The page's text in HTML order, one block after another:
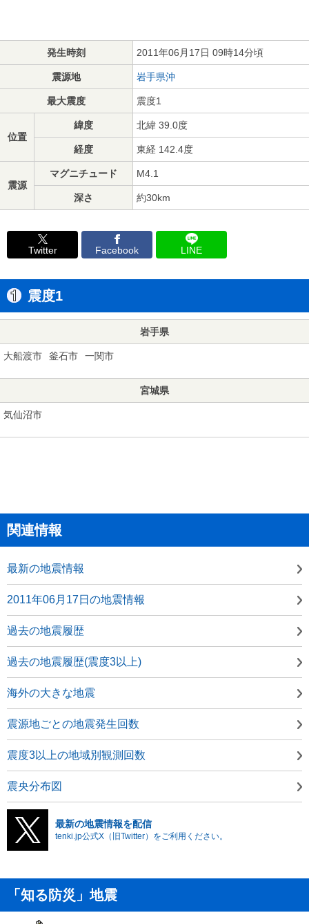
発生時刻 2011年06月17日 09時14分頃
震源地 岩手県沖
最大震度 震度1
位置
緯度 北緯 39.0度
経度 東経 142.4度
震源
マグニチュード M4.1
深さ 約30km
Twitter Facebook LINE
震度1
岩手県
大船渡市 釜石市 一関市
宮城県
気仙沼市
関連情報
最新の地震情報
2011年06月17日の地震情報
過去の地震履歴
過去の地震履歴(震度3以上)
海外の大きな地震
震源地ごとの地震発生回数
震度3以上の地域別観測回数
震央分布図
最新の地震情報を配信
tenki.jp公式X（旧Twitter）をご利用ください。
「知る防災」地震